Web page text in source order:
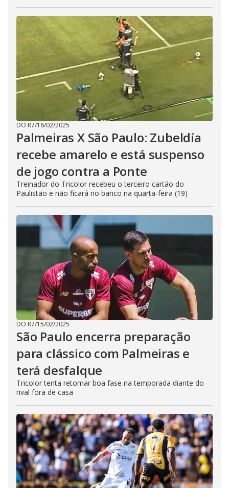
DO R7/16/02/2025
Palmeiras X São Paulo: Zubeldía
recebe amarelo e está suspenso
de jogo contra a Ponte
Treinador do Tricolor recebeu o terceiro cartão do
Paulistão e não ficará no banco na quarta-feira (19)
DO R7/15/02/2025
São Paulo encerra preparação
para clássico com Palmeiras e
terá desfalque
Tricolor tenta retomar boa fase na temporada diante do
rival fora de casa